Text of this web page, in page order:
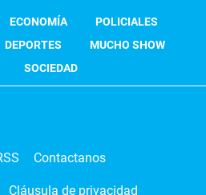
ECONOMÍA
POLICIALES
DEPORTES
MUCHO SHOW
SOCIEDAD
Contactanos
Cláusula de privacidad